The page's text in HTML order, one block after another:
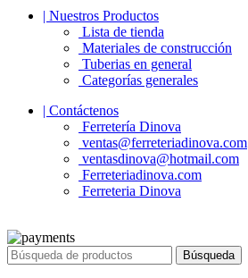
| Nuestros Productos
Lista de tienda
Materiales de construcción
Tuberias en general
Categorías generales
| Contáctenos
Ferretería Dinova
ventas@ferreteriadinova.com
ventasdinova@hotmail.com
Ferreteriadinova.com
Ferreteria Dinova
Búsqueda